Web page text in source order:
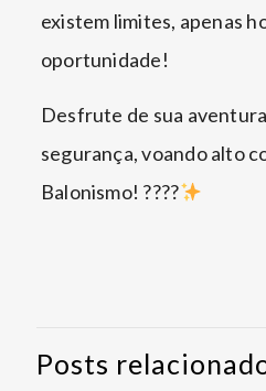
existem limites, apenas
oportunidade!
Desfrute de sua
segurança, voando alto
Balonismo! ????
Posts